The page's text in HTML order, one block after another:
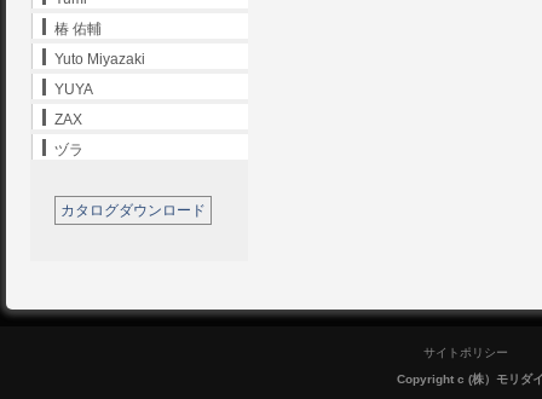
椿 佑輔
Yuto Miyazaki
YUYA
ZAX
ヅラ
カタログダウンロード
サイトポリシー
Copyright c (株）モリダ